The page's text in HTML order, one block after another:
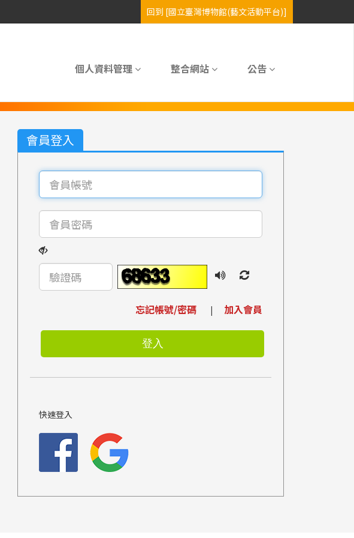
個人資料管理 整合網站 公告
會員登入
忘記帳號/密碼 | 加入會員
快速登入